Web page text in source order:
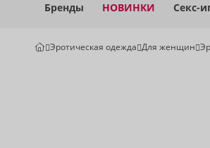
Бренды НОВИНКИ Секс-
Эротическая одежда Для женщин